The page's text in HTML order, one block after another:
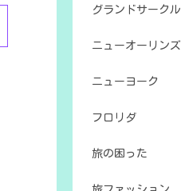
グランドサークル
ニューオーリンズ
ニューヨーク
フロリダ
旅の困った